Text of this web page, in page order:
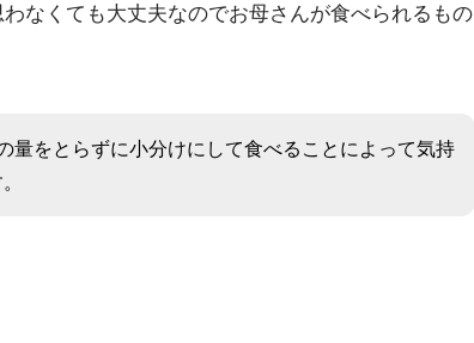
なくても大丈夫なのでお母さんが食べられるもの
量をとらずに小分けにして食べることによって気持